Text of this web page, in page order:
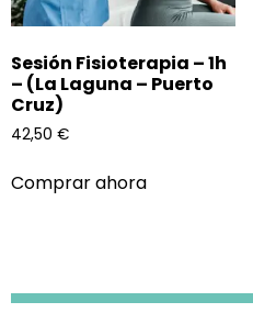
Sesión Fisioterapia – 1h
– (La Laguna – Puerto
Cruz)
42,50 €
Comprar ahora